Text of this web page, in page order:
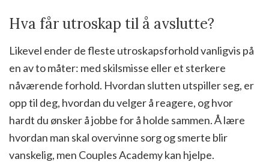
Hva får utroskap til å avslutte?
Likevel ender de fleste utroskapsforhold vanligvis på
en av to måter: med skilsmisse eller et sterkere
nåværende forhold. Hvordan slutten utspiller seg, er
opp til deg, hvordan du velger å reagere, og hvor
hardt du ønsker å jobbe for å holde sammen. Å lære
hvordan man skal overvinne sorg og smerte blir
vanskelig, men Couples Academy kan hjelpe.